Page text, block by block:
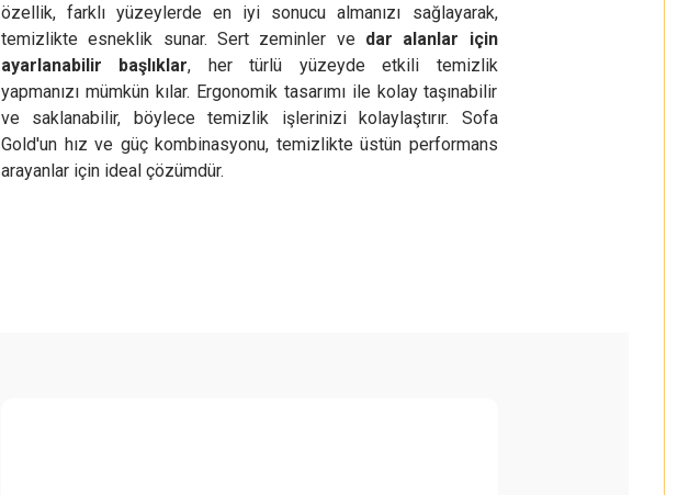
özellik, farklı yüzeylerde en iyi sonucu almanızı sağlayarak,
temizlikte esneklik sunar. Sert zeminler ve dar alanlar için
ayarlanabilir başlıklar, her türlü yüzeyde etkili temizlik
yapmanızı mümkün kılar. Ergonomik tasarımı ile kolay taşınabilir
ve saklanabilir, böylece temizlik işlerinizi kolaylaştırır. Sofa
Gold'un hız ve güç kombinasyonu, temizlikte üstün performans
arayanlar için ideal çözümdür.